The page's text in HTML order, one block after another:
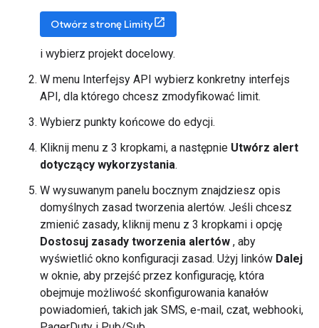
Otwórz stronę Limity
i wybierz projekt docelowy.
W menu Interfejsy API wybierz konkretny interfejs
API, dla którego chcesz zmodyfikować limit.
Wybierz punkty końcowe do edycji.
Kliknij menu z 3 kropkami, a następnie Utwórz alert
dotyczący wykorzystania.
W wysuwanym panelu bocznym znajdziesz opis
domyślnych zasad tworzenia alertów. Jeśli chcesz
zmienić zasady, kliknij menu z 3 kropkami i opcję
Dostosuj zasady tworzenia alertów , aby
wyświetlić okno konfiguracji zasad. Użyj linków Dalej
w oknie, aby przejść przez konfigurację, która
obejmuje możliwość skonfigurowania kanałów
powiadomień, takich jak SMS, e-mail, czat, webhooki,